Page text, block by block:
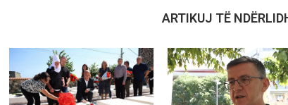
ARTIKUJ TË